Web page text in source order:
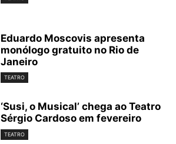
Eduardo Moscovis apresenta
monólogo gratuito no Rio de
Janeiro
TEATRO
‘Susi, o Musical’ chega ao Teatro
Sérgio Cardoso em fevereiro
TEATRO